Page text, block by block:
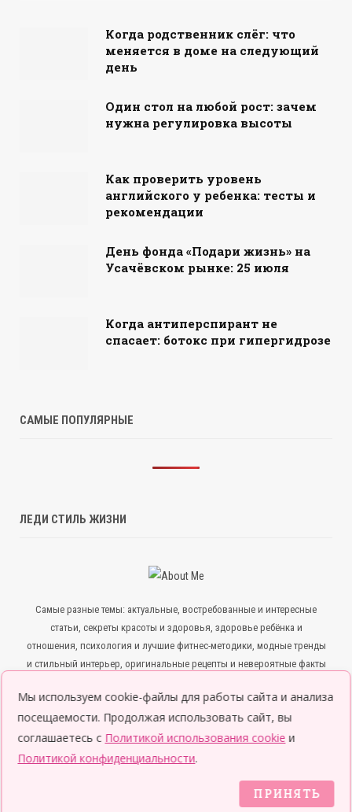
Когда родственник слёг: что
меняется в доме на следующий
день
Один стол на любой рост: зачем
нужна регулировка высоты
Как проверить уровень
английского у ребенка: тесты и
рекомендации
День фонда «Подари жизнь» на
Усачёвском рынке: 25 июля
Когда антиперспирант не
спасает: ботокс при гипергидрозе
САМЫЕ ПОПУЛЯРНЫЕ
ЛЕДИ СТИЛЬ ЖИЗНИ
Самые разные темы: актуальные, востребованные и интересные
статьи, секреты красоты и здоровья, здоровье ребёнка и
отношения, психология и лучшие фитнес-методики, модные тренды
и стильный интерьер, оригинальные рецепты и невероятные факты
Мы используем cookie-файлы для работы сайта и анализа
посещаемости. Продолжая использовать сайт, вы
соглашаетесь с Политикой использования cookie и
Политикой конфиденциальности.
ПРИНЯТЬ